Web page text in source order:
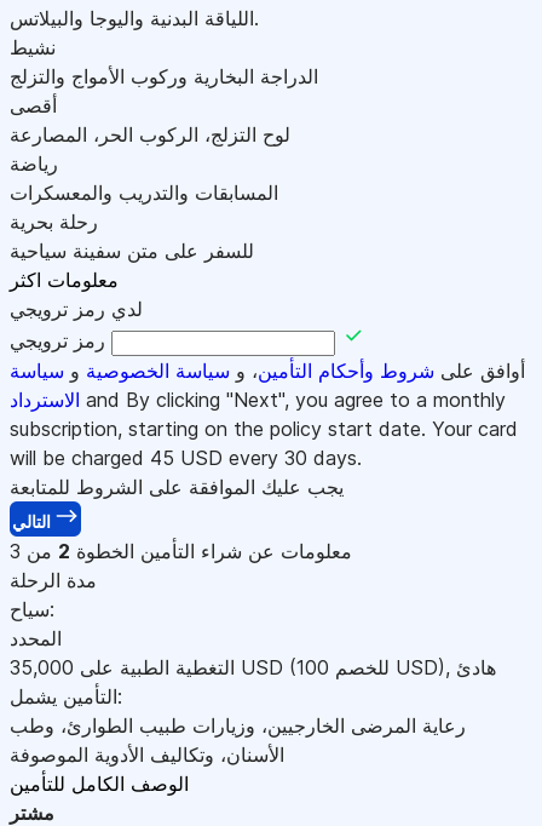
اللياقة البدنية واليوجا والبيلاتس.
نشيط
الدراجة البخارية وركوب الأمواج والتزلج
أقصى
لوح التزلج، الركوب الحر، المصارعة
رياضة
المسابقات والتدريب والمعسكرات
رحلة بحرية
للسفر على متن سفينة سياحية
معلومات اكثر
لدي رمز ترويجي
رمز ترويجي
أوافق على شروط وأحكام التأمين، و سياسة الخصوصية و سياسة
الاسترداد and By clicking "Next", you agree to a monthly
subscription, starting on the policy start date. Your card
will be charged 45 USD every 30 days.
يجب عليك الموافقة على الشروط للمتابعة
التالي
معلومات عن شراء التأمين الخطوة 2 من 3
مدة الرحلة
سياح:
المحدد
التغطية الطبية على 35,000 USD USD), هادئ
التأمين يشمل:
رعاية المرضى الخارجيين، وزيارات طبيب الطوارئ، وطب
الأسنان، وتكاليف الأدوية الموصوفة
الوصف الكامل للتأمين
مشتر